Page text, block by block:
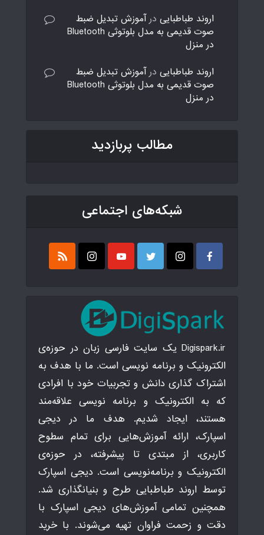
اروند طباطبایی در آموزش تبدیل ضبط
صوت قدیمی به مدل بلوتوثی Bluetooth
در منزل
اروند طباطبایی در آموزش تبدیل ضبط
صوت قدیمی به مدل بلوتوثی Bluetooth
در منزل
مطالب پربازدید
شبکه‌های اجتماعی
Digispark.ir یک سایت فارسی زبان در حوزه‌ی
الکترونیک و برنامه نویسی است. ما با هدف به
اشتراک گذاری دانش و تجربیات خود با افرادی
که به الکترونیک و برنامه نویسی علاقه‌مند
هستند، ایجاد شدیم. هدف ما در دیجی
اسپارک، ارائه آموزش‌هایی برای تمام سطوح
کاربری، از مبتدی تا پیشرفته، در حوزه‌ی
الکترونیک و برنامه‌نویسی است. دیجی اسپارک
توسط اروند طباطبایی طرح و بنیانگذاری شد.
همچنین تمامی آموزش‌های دیجی اسپارک با
دقت و زحمت فراوان تهیه می‌شوند. با خرید